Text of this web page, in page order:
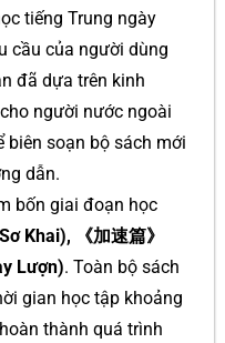
tiếng Trung ngày
cầu của người dùng
đã dựa trên kinh
người nước ngoài
soạn bộ sách mới
dẫn.
bốn giai đoạn học
Khai), 《加速篇》
Lượn). Toàn bộ sách
gian học tập khoảng
thành quá trình